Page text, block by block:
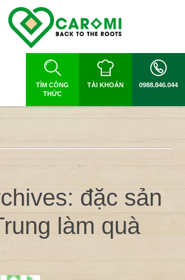
TÌM CÔNG
THỨC
TÀI KHOẢN 0988.846.044
đặc sản
làm quà